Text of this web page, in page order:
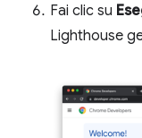
Fai clic su
Lighthouse